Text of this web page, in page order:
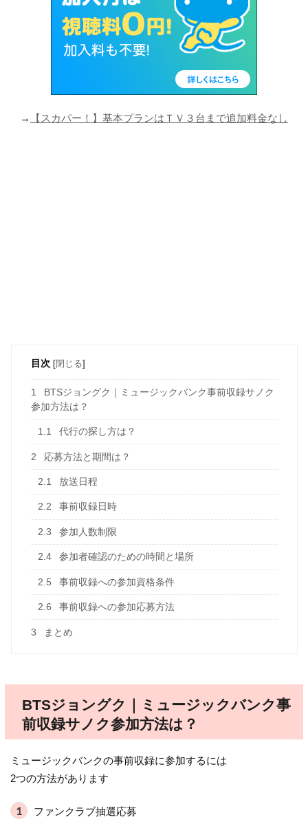
→​ 【スカパー！】基本プランはＴＶ３台まで追加料金なし
目次 [閉じる]
1
BTSジョングク｜ミュージックバンク事前収録サノク
参加方法は？
1.1 代行の探し方は？
2 応募方法と期間は？
2.1 放送日程
2.2 事前収録日時
2.3 参加人数制限
2.4 参加者確認のための時間と場所
2.5 事前収録への参加資格条件
2.6 事前収録への参加応募方法
3 まとめ
BTSジョングク｜ミュージックバンク事
前収録サノク参加方法は？
ミュージックバンクの事前収録に参加するには
2つの方法があります
ファンクラブ抽選応募